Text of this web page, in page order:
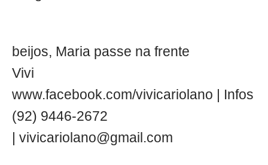
beijos, Maria passe na frente
Vivi
www.facebook.com/vivicariolano | Infos
(92) 9446-2672
vivicariolano@gmail.com